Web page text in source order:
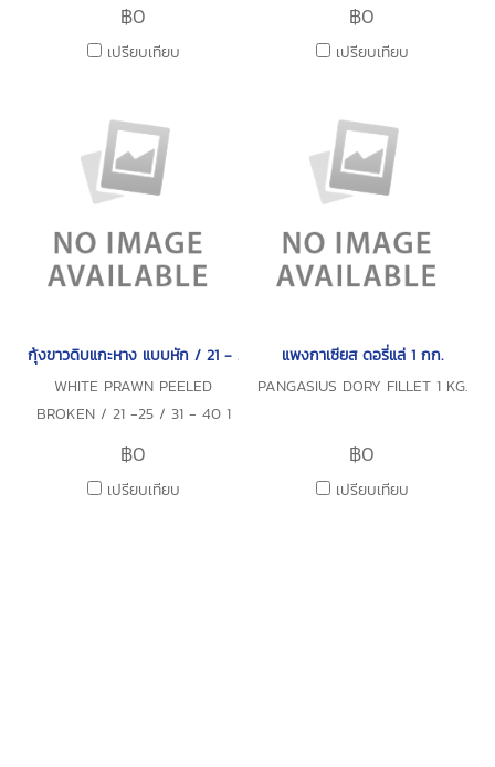
฿0
เปรียบเทียบ
฿0
เปรียบเทียบ
กุ้งขาวดิบแกะหาง แบบหัก / 21 - 25 / 31 - 40 1 กก./แพ็ค
WHITE PRAWN PEELED
BROKEN / 21 -25 / 31 - 40 1
KG./PACK
฿0
เปรียบเทียบ
แพงกาเซียส ดอรี่แล่ 1 กก.
PANGASIUS DORY FILLET 1 KG.
฿0
เปรียบเทียบ